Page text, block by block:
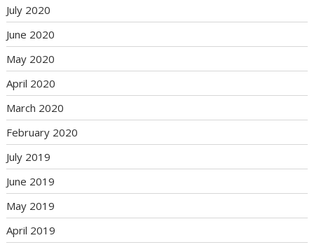
July 2020
June 2020
May 2020
April 2020
March 2020
February 2020
July 2019
June 2019
May 2019
April 2019